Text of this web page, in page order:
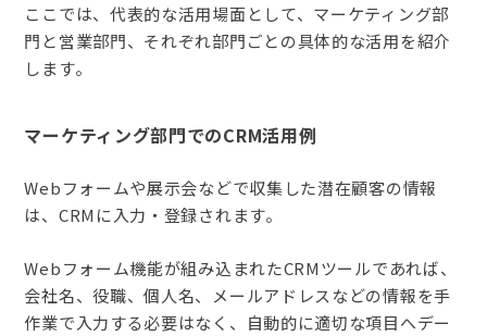
ここでは、代表的な活用場面として、マーケティング部
門と営業部門、それぞれ部門ごとの具体的な活用を紹介
します。
マーケティング部門でのCRM活用例
Webフォームや展示会などで収集した潜在顧客の情報
は、CRMに入力・登録されます。
Webフォーム機能が組み込まれたCRMツールであれば、
会社名、役職、個人名、メールアドレスなどの情報を手
作業で入力する必要はなく、自動的に適切な項目へデー